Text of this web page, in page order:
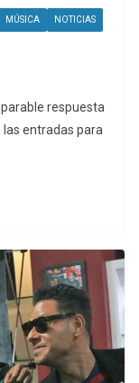
MÚSICA NOTICIAS
respuesta
entradas para